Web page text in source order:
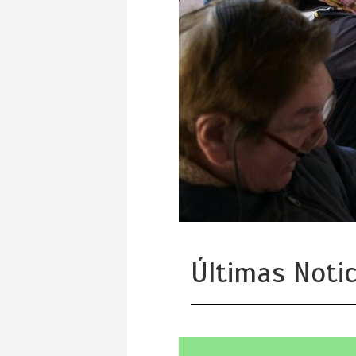
Últimas